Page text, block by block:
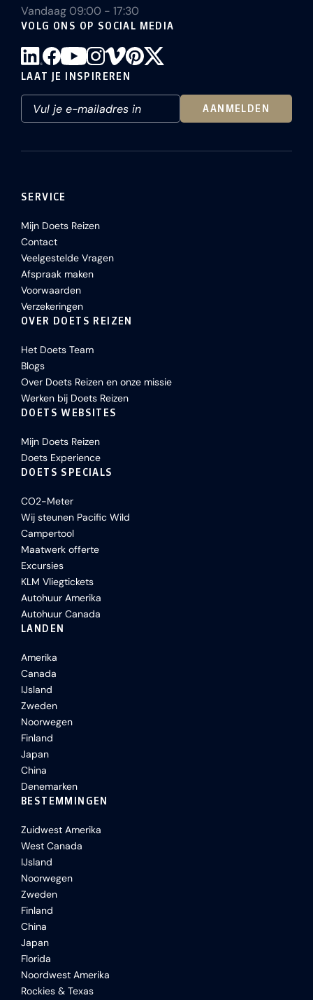
Vandaag 09:00 - 17:30
VOLG ONS OP SOCIAL MEDIA
LAAT JE INSPIREREN
AANMELDEN
SERVICE
Mijn Doets Reizen
Contact
Veelgestelde Vragen
Afspraak maken
Voorwaarden
Verzekeringen
OVER DOETS REIZEN
Het Doets Team
Blogs
Over Doets Reizen en onze missie
Werken bij Doets Reizen
DOETS WEBSITES
Mijn Doets Reizen
Doets Experience
DOETS SPECIALS
CO2-Meter
Wij steunen Pacific Wild
Campertool
Maatwerk offerte
Excursies
KLM Vliegtickets
Autohuur Amerika
Autohuur Canada
LANDEN
Amerika
Canada
IJsland
Zweden
Noorwegen
Finland
Japan
China
Denemarken
BESTEMMINGEN
Zuidwest Amerika
West Canada
IJsland
Noorwegen
Zweden
Finland
China
Japan
Florida
Noordwest Amerika
Rockies & Texas